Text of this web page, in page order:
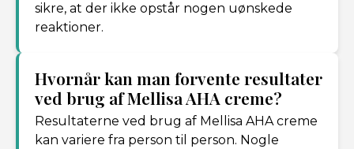
sikre, at der ikke opstår nogen uønskede
reaktioner.
Hvornår kan man forvente resultater
ved brug af Mellisa AHA creme?
Resultaterne ved brug af Mellisa AHA creme
kan variere fra person til person. Nogle